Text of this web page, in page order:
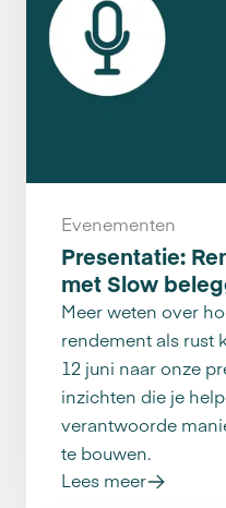
Evenementen
Presentatie:
met Slow
Meer weten over
rendement als rust
12 juni naar onze
inzichten die je
verantwoorde
te bouwen.
Lees meer